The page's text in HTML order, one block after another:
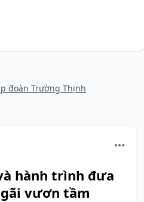
đoàn Trường Thịnh
hành trình đưa
vươn tầm